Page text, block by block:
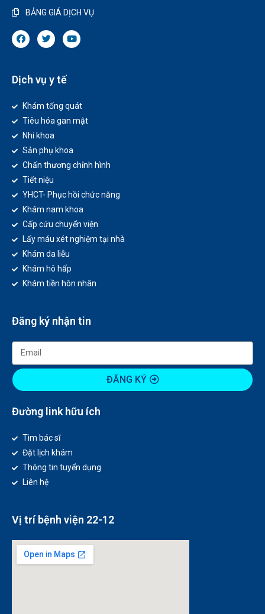
BẢNG GIÁ DỊCH VỤ
Dịch vụ y tế
Khám tổng quát
Tiêu hóa gan mật
Nhi khoa
Sản phụ khoa
Chấn thương chỉnh hình
Tiết niệu
YHCT- Phục hồi chức năng
Khám nam khoa
Cấp cứu chuyển viện
Lấy máu xét nghiệm tại nhà
Khám da liễu
Khám hô hấp
Khám tiền hôn nhân
Đăng ký nhận tin
ĐĂNG KÝ
Đường link hữu ích
Tìm bác sĩ
Đặt lịch khám
Thông tin tuyển dụng
Liên hệ
Vị trí bệnh viện 22-12